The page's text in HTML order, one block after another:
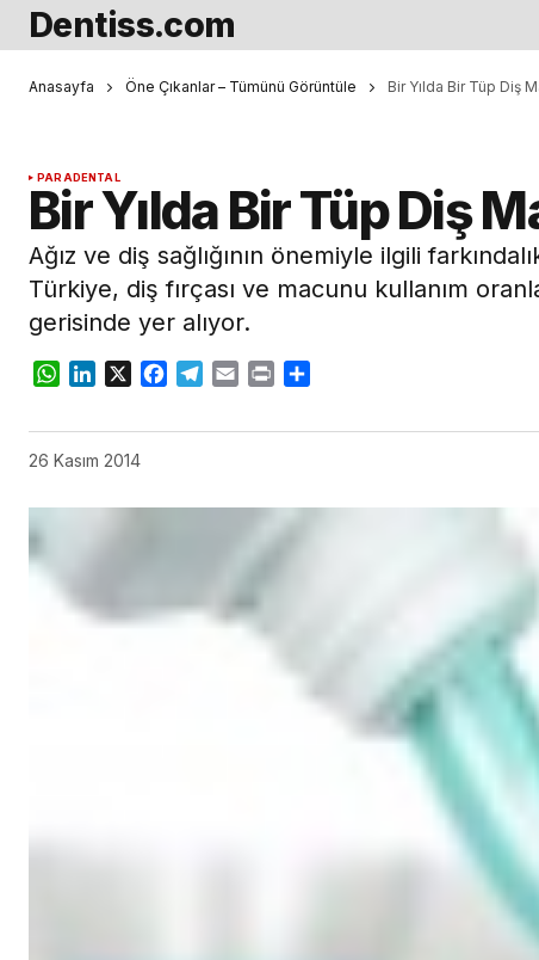
Dentiss.com
Anasayfa Öne Çıkanlar – Tümünü Görüntüle Bir Yılda Bir Tüp Diş
PARADENTAL
Bir Yılda Bir Tüp Diş
Ağız ve diş sağlığının önemiyle ilgili
Türkiye, diş fırçası ve macunu kullanım
gerisinde yer alıyor.
WhatsApp
LinkedIn
X Facebook
Telegram
Email Print
26 Kasım 2014